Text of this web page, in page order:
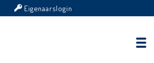
Eigenaarslogin